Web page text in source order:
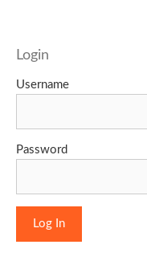
Login
Username
Password